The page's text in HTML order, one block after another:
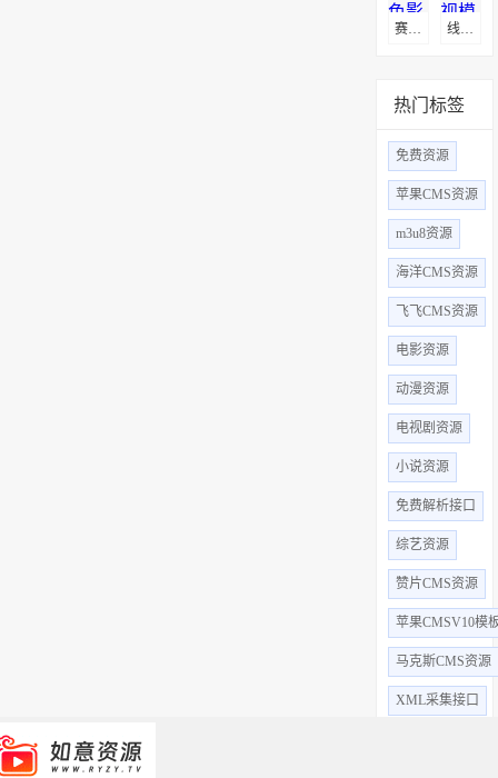
线条风格影视模板
热门标签
免费资源
苹果CMS资源
m3u8资源
海洋CMS资源
飞飞CMS资源
电影资源
动漫资源
电视剧资源
小说资源
免费解析接口
综艺资源
赞片CMS资源
苹果CMSV10模
马克斯CMS资源
XML采集接口